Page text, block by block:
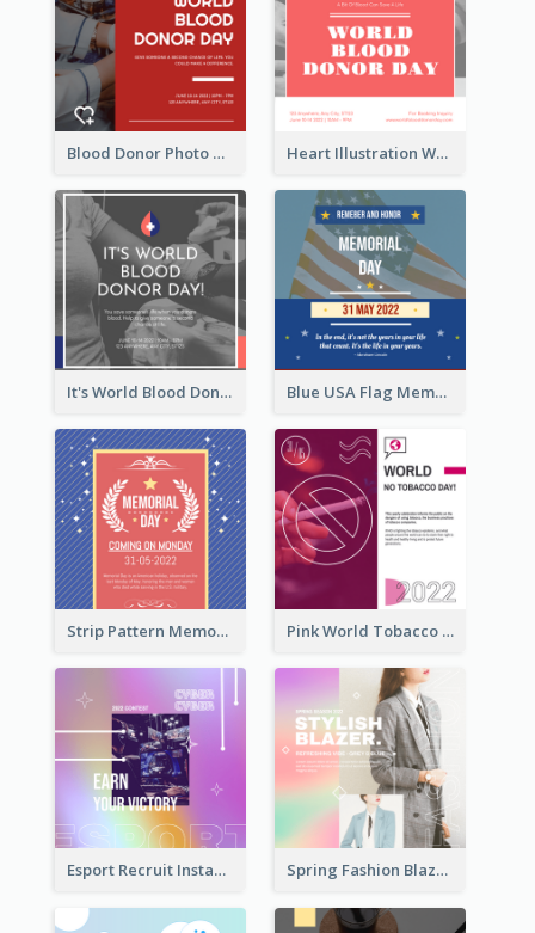
Blood Donor Photo World Blood Donor Day Instagram Post Heart Illustration World Blood Donor Day Instagram Post
It's World Blood Donor Day Photo Instagram Post Blue USA Flag Memorial Day Instagram Post Design
Strip Pattern Memorial Day Instagram Post Pink World Tobacco Day Instagram Post
Esport Recruit Instagram Post Spring Fashion Blazer Instagram Post